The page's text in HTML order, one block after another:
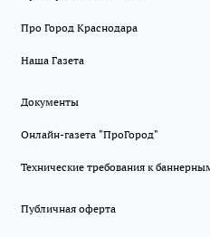
Про Город Краснодара
Наша Газета
Документы
Онлайн-газета "ПроГород"
Технические требования к
Публичная оферта